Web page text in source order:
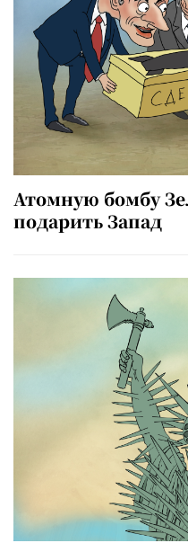
Атомную бомбу
подарить Запад